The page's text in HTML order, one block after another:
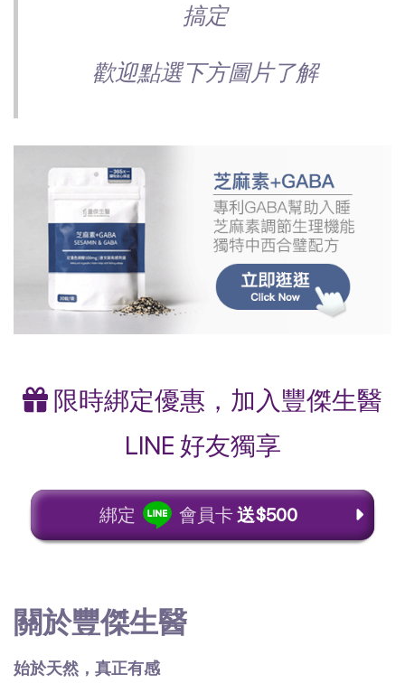
搞定
歡迎點選下方圖片了解
限時綁定優惠，加入豐傑生醫
LINE 好友獨享
綁定 會員卡送$500
關於豐傑生醫
始於天然，真正有感